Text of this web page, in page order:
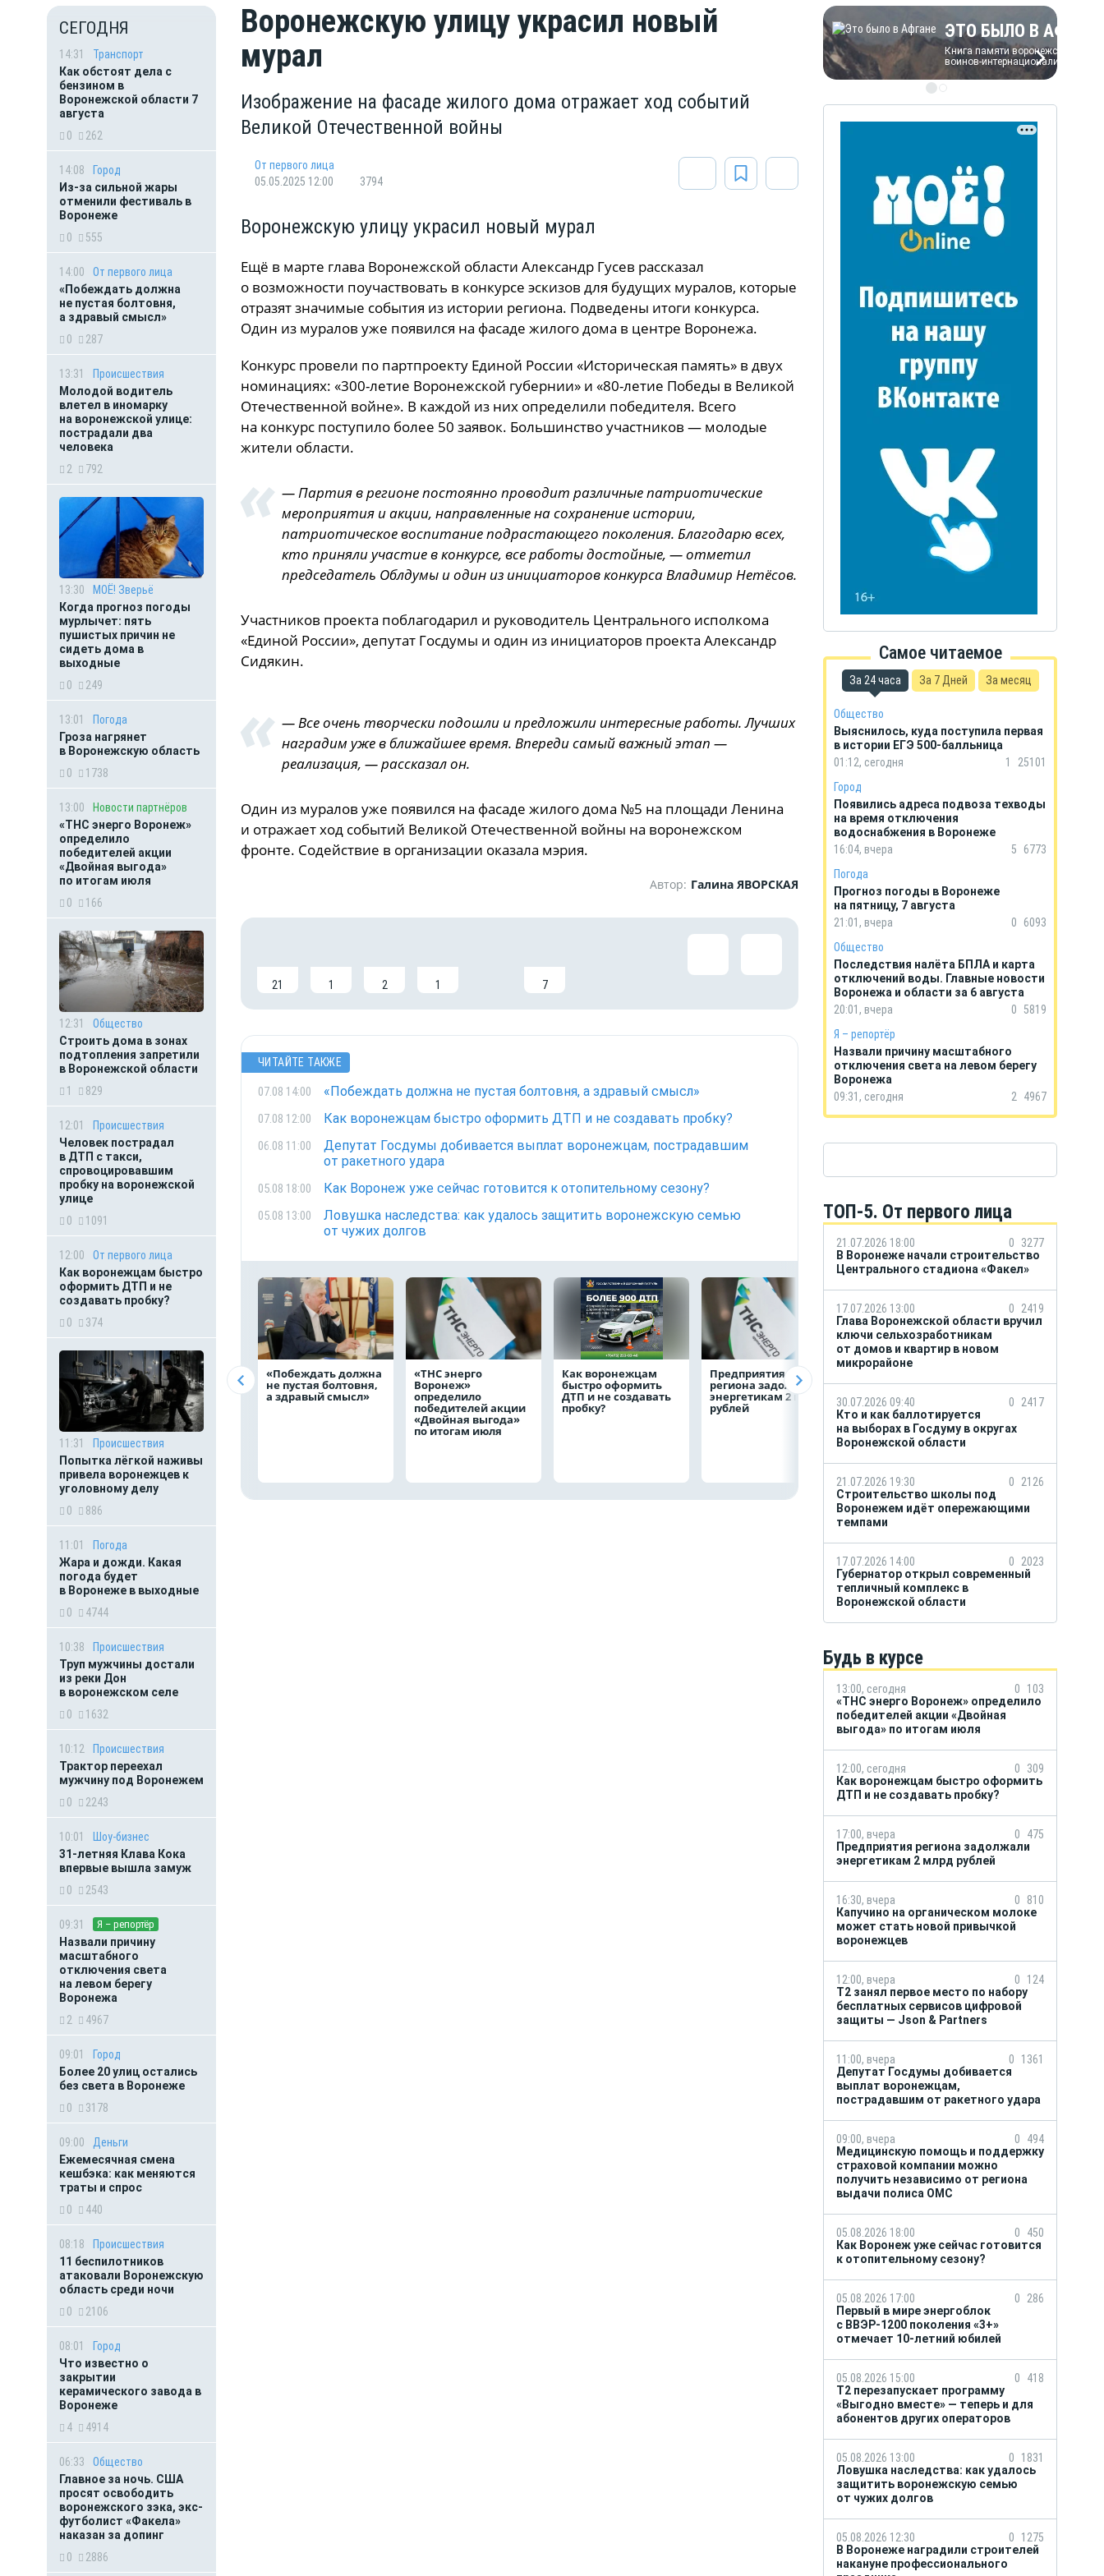
СЕГОДНЯ
14:31
Транспорт
Как обстоят дела с
бензином в
Воронежской области 7
августа
0
262
14:08
Город
Из-за сильной жары
отменили фестиваль в
Воронеже
0
555
14:00
От первого лица
«Побеждать должна
не пустая болтовня,
а здравый смысл»
0
287
13:31
Происшествия
Молодой водитель
влетел в иномарку
на воронежской улице:
пострадали два
человека
2
792
13:30
МОЁ! Зверьё
Когда прогноз погоды
мурлычет: пять
пушистых причин не
сидеть дома в
выходные
0
249
13:01
Погода
Гроза нагрянет
в Воронежскую область
0
1738
13:00
Новости партнёров
«ТНС энерго Воронеж»
определило
победителей акции
«Двойная выгода»
по итогам июля
0
166
12:31
Общество
Строить дома в зонах
подтопления запретили
в Воронежской области
1
829
12:01
Происшествия
Человек пострадал
в ДТП с такси,
спровоцировавшим
пробку на воронежской
улице
0
1091
12:00
От первого лица
Как воронежцам быстро
оформить ДТП и не
создавать пробку?
0
374
11:31
Происшествия
Попытка лёгкой наживы
привела воронежцев к
уголовному делу
0
886
11:01
Погода
Жара и дожди. Какая
погода будет
в Воронеже в выходные
0
4744
10:38
Происшествия
Труп мужчины достали
из реки Дон
в воронежском селе
0
1632
10:12
Происшествия
Трактор переехал
мужчину под Воронежем
0
2243
10:01
Шоу-бизнес
31-летняя Клава Кока
впервые вышла замуж
0
2543
09:31 Я – репортёр
Назвали причину
масштабного
отключения света
на левом берегу
Воронежа
2
4967
09:01
Город
Более 20 улиц остались
без света в Воронеже
0
3178
09:00
Деньги
Ежемесячная смена
кешбэка: как меняются
траты и спрос
0
440
08:18
Происшествия
11 беспилотников
атаковали Воронежскую
область среди ночи
0
2106
08:01
Город
Что известно о
закрытии
керамического завода в
Воронеже
4
4914
06:33
Общество
Главное за ночь. CША
просят освободить
воронежского зэка, экс-
футболист «Факела»
наказан за допинг
0
2886
Воронежскую улицу украсил новый
мурал
Изображение на фасаде жилого дома отражает ход событий
Великой Отечественной войны
От первого лица
05.05.2025 12:00
3794
Воронежскую улицу украсил новый мурал
Ещё в марте глава Воронежской области Александр Гусев рассказал
о возможности поучаствовать в конкурсе эскизов для будущих муралов, которые
отразят значимые события из истории региона. Подведены итоги конкурса.
Один из муралов уже появился на фасаде жилого дома в центре Воронежа.
Конкурс провели по партпроекту Единой России «Историческая память» в двух
номинациях: «300-летие Воронежской губернии» и «80-летие Победы в Великой
Отечественной войне». В каждой из них определили победителя. Всего
на конкурс поступило более 50 заявок. Большинство участников — молодые
жители области.
— Партия в регионе постоянно проводит различные патриотические
мероприятия и акции, направленные на сохранение истории,
патриотическое воспитание подрастающего поколения. Благодарю всех,
кто приняли участие в конкурсе, все работы достойные, — отметил
председатель Облдумы и один из инициаторов конкурса Владимир Нетёсов.
Участников проекта поблагодарил и руководитель Центрального исполкома
«Единой России», депутат Госдумы и один из инициаторов проекта Александр
Сидякин.
— Все очень творчески подошли и предложили интересные работы. Лучших
наградим уже в ближайшее время. Впереди самый важный этап —
реализация, — рассказал он.
Один из муралов уже появился на фасаде жилого дома №5 на площади Ленина
и отражает ход событий Великой Отечественной войны на воронежском
фронте. Содействие в организации оказала мэрия.
Автор: Галина ЯВОРСКАЯ
21 1 2 1 7
ЧИТАЙТЕ ТАКЖЕ
07.08 14:00 «Побеждать должна не пустая болтовня, а здравый смысл»
07.08 12:00 Как воронежцам быстро оформить ДТП и не создавать пробку?
06.08 11:00
Депутат Госдумы добивается выплат воронежцам, пострадавшим
от ракетного удара
05.08 18:00 Как Воронеж уже сейчас готовится к отопительному сезону?
05.08 13:00
Ловушка наследства: как удалось защитить воронежскую семью
от чужих долгов
«Побеждать должна
не пустая болтовня,
а здравый смысл»
«ТНС энерго
Воронеж»
определило
победителей акции
«Двойная выгода»
по итогам июля
Как воронежцам
быстро оформить
ДТП и не создавать
пробку?
Предприятия
региона задолжали
энергетикам 2 млрд
рублей
Капучино
на органическом
молоке может стать
новой привычкой
воронежцев
место по набору
бесплатных
сервисов
Partners
ЭТО БЫЛО В
Книга памяти воронежских
воинов-интернационалистов
ЭТО БЫЛО В
Книга памяти воронежских
воинов-интернационалистов
Самое читаемое
За 24 часа За 7 Дней За месяц
Общество
Выяснилось, куда поступила первая
в истории ЕГЭ 500-балльница
01:12, сегодня
1
25101
Город
Появились адреса подвоза техводы
на время отключения
водоснабжения в Воронеже
16:04, вчера
5
6773
Погода
Прогноз погоды в Воронеже
на пятницу, 7 августа
21:01, вчера
0
6093
Общество
Последствия налёта БПЛА и карта
отключений воды. Главные новости
Воронежа и области за 6 августа
20:01, вчера
0 5819
Я – репортёр
Назвали причину масштабного
отключения света на левом берегу
Воронежа
09:31, сегодня
2 4967
ТОП-5. От первого лица
21.07.2026 18:00 0
3277
В Воронеже начали строительство
Центрального стадиона «Факел»
17.07.2026 13:00 0
2419
Глава Воронежской области вручил
ключи сельхозработникам
от домов и квартир в новом
микрорайоне
30.07.2026 09:40 0
2417
Кто и как баллотируется
на выборах в Госдуму в округах
Воронежской области
21.07.2026 19:30 0
2126
Строительство школы под
Воронежем идёт опережающими
темпами
17.07.2026 14:00 0
2023
Губернатор открыл современный
тепличный комплекс в
Воронежской области
Будь в курсе
13:00, сегодня 0
103
«ТНС энерго Воронеж» определило
победителей акции «Двойная
выгода» по итогам июля
12:00, сегодня 0
309
Как воронежцам быстро оформить
ДТП и не создавать пробку?
17:00, вчера 0
475
Предприятия региона задолжали
энергетикам 2 млрд рублей
16:30, вчера 0
810
Капучино на органическом молоке
может стать новой привычкой
воронежцев
12:00, вчера 0
124
Т2 занял первое место по набору
бесплатных сервисов цифровой
защиты — Json & Partners
11:00, вчера 0
1361
Депутат Госдумы добивается
выплат воронежцам,
пострадавшим от ракетного удара
09:00, вчера 0
494
Медицинскую помощь и поддержку
страховой компании можно
получить независимо от региона
выдачи полиса ОМС
05.08.2026 18:00 0
450
Как Воронеж уже сейчас готовится
к отопительному сезону?
05.08.2026 17:00 0
286
Первый в мире энергоблок
с ВВЭР-1200 поколения «3+»
отмечает 10-летний юбилей
05.08.2026 15:00 0
418
Т2 перезапускает программу
«Выгодно вместе» — теперь и для
абонентов других операторов
05.08.2026 13:00 0
1831
Ловушка наследства: как удалось
защитить воронежскую семью
от чужих долгов
05.08.2026 12:30 0
1275
В Воронеже наградили строителей
накануне профессионального